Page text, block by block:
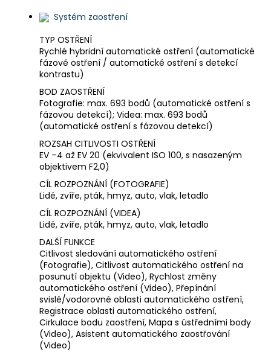
Systém zaostření
TYP OSTŘENÍ
Rychlé hybridní automatické ostření (automatické
fázové ostření / automatické ostření s detekcí
kontrastu)
BOD ZAOSTŘENÍ
Fotografie: max. 693 bodů (automatické ostření s
fázovou detekcí); Videa: max. 693 bodů
(automatické ostření s fázovou detekcí)
ROZSAH CITLIVOSTI OSTŘENÍ
EV –4 až EV 20 (ekvivalent ISO 100, s nasazeným
objektivem F2,0)
CÍL ROZPOZNÁNÍ (FOTOGRAFIE)
Lidé, zvíře, pták, hmyz, auto, vlak, letadlo
CÍL ROZPOZNÁNÍ (VIDEA)
Lidé, zvíře, pták, hmyz, auto, vlak, letadlo
DALŠÍ FUNKCE
Citlivost sledování automatického ostření
(Fotografie), Citlivost automatického ostření na
posunutí objektu (Video), Rychlost změny
automatického ostření (Video), Přepínání
svislé/vodorovné oblasti automatického ostření,
Registrace oblasti automatického ostření,
Cirkulace bodu zaostření, Mapa s ústředními body
(Video), Asistent automatického zaostřování
(Video)